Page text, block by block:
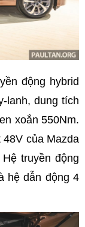
động hybrid
lanh, dung tích
xoắn 550Nm.
của Mazda
truyền động
hệ dẫn động 4